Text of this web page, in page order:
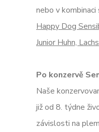
nebo v
Happy Dog
Junior Huhn,
Po konzervě
Naše
již od 8. týdne
závislosti na